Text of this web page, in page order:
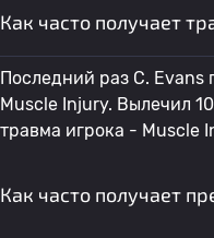
Как часто получает
Последний раз C. Evans
Muscle Injury. Вылечил
травма игрока - Muscle
Как часто получает